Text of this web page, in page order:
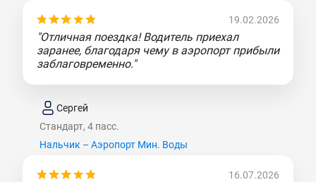
19.02.2026
"Отличная поездка! Водитель приехал
заранее, благодаря чему в аэропорт прибыли
заблаговременно."
Сергей
Стандарт, 4 пасс.
Нальчик – Аэропорт Мин. Воды
16.07.2026